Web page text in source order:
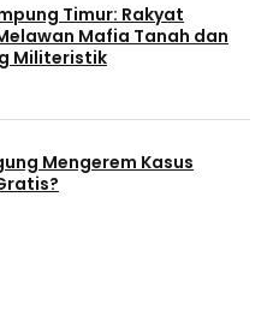
Timur: Rakyat
Mafia Tanah dan
Militeristik
Mengerem Kasus